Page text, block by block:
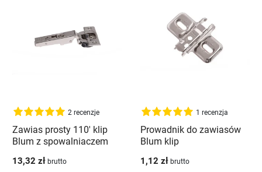
2 recenzje
Zawias prosty 110' klip
Blum z spowalniaczem
13,32 zł brutto
1 recenzja
Prowadnik do zawiasów
Blum klip
1,12 zł brutto